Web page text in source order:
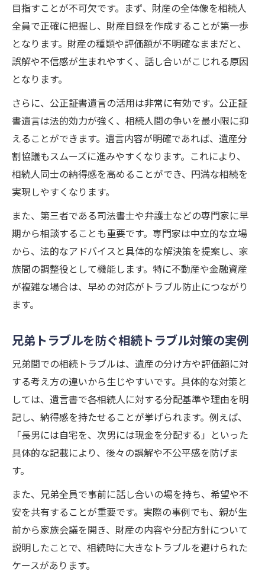
目指すことが不可欠です。まず、財産の全体像を相続人
全員で正確に把握し、財産目録を作成することが第一歩
となります。財産の種類や評価額が不明確なままだと、
誤解や不信感が生まれやすく、話し合いがこじれる原因
となります。
さらに、公正証書遺言の活用は非常に有効です。公正証
書遺言は法的効力が強く、相続人間の争いを最小限に抑
えることができます。遺言内容が明確であれば、遺産分
割協議もスムーズに進みやすくなります。これにより、
相続人同士の納得感を高めることができ、円満な相続を
実現しやすくなります。
また、第三者である司法書士や弁護士などの専門家に早
期から相談することも重要です。専門家は中立的な立場
から、法的なアドバイスと具体的な解決策を提案し、家
族間の調整役として機能します。特に不動産や金融資産
が複雑な場合は、早めの対応がトラブル防止につながり
ます。
兄弟トラブルを防ぐ相続トラブル対策の実例
兄弟間での相続トラブルは、遺産の分け方や評価額に対
する考え方の違いから生じやすいです。具体的な対策と
しては、遺言書で各相続人に対する分配基準や理由を明
記し、納得感を持たせることが挙げられます。例えば、
「長男には自宅を、次男には現金を分配する」といった
具体的な記載により、後々の誤解や不公平感を防げま
す。
また、兄弟全員で事前に話し合いの場を持ち、希望や不
安を共有することが重要です。実際の事例でも、親が生
前から家族会議を開き、財産の内容や分配方針について
説明したことで、相続時に大きなトラブルを避けられた
ケースがあります。